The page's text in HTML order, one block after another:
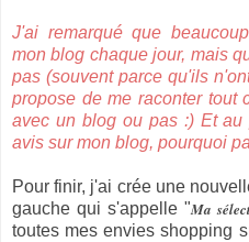
J'ai remarqué que
mon blog chaque jour, mais
pas (souvent parce qu'ils
propose de me raconter tout
avec un blog ou pas :) Et au
avis sur mon blog, pourquoi
Pour finir, j'ai crée une
gauche qui s'appelle "Ma
toutes mes envies shopping